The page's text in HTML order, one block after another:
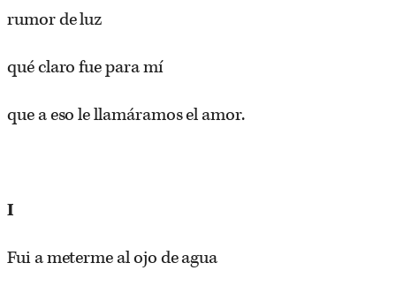
rumor de luz
qué claro fue para mí
que a eso le llamáramos el amor.
I
Fui a meterme al ojo de agua